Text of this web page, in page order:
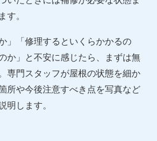
す。
」「修理するといくらかかるの
か」と不安に感じたら、まずは無
専門スタッフが屋根の状態を細か
所や今後注意すべき点を写真など
明します。